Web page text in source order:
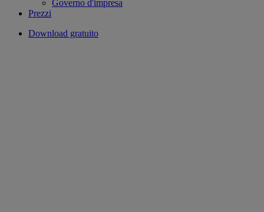
Governo d'impresa
Prezzi
Download gratuito